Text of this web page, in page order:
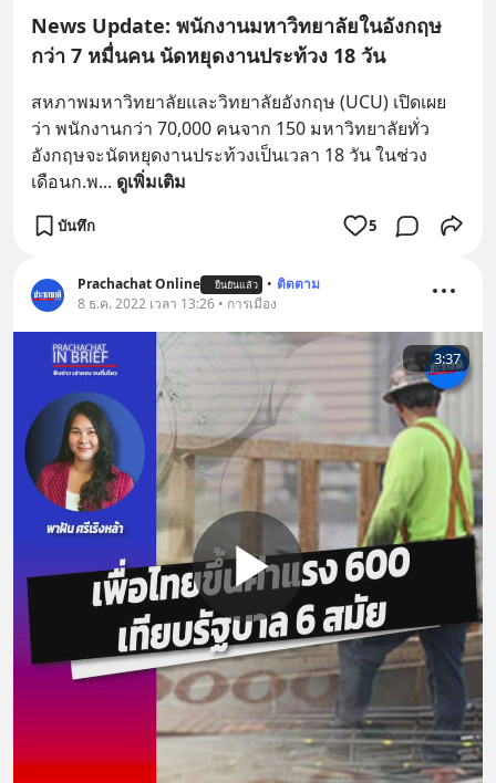
News Update: พนักงานมหาวิทยาลัยในอังกฤษ
กว่า 7 หมื่นคน นัดหยุดงานประท้วง 18 วัน
สหภาพมหาวิทยาลัยและวิทยาลัยอังกฤษ (UCU) เปิดเผย
ว่า พนักงานกว่า 70,000 คนจาก 150 มหาวิทยาลัยทั่ว
อังกฤษจะนัดหยุดงานประท้วงเป็นเวลา 18 วัน ในช่วง
เดือนก.พ... ดูเพิ่มเติม
บันทึก 5
Prachachat Online ยืนยันแล้ว • ติดตาม
8 ธ.ค. 2022 เวลา 13:26 • การเมือง
3:37